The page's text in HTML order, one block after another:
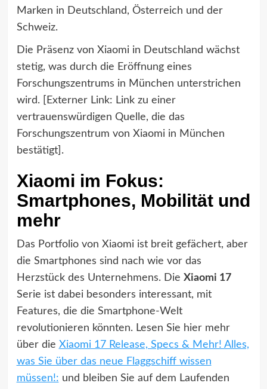
Marken in Deutschland, Österreich und der
Schweiz.
Die Präsenz von Xiaomi in Deutschland wächst
stetig, was durch die Eröffnung eines
Forschungszentrums in München unterstrichen
wird. [Externer Link: Link zu einer
vertrauenswürdigen Quelle, die das
Forschungszentrum von Xiaomi in München
bestätigt].
Xiaomi im Fokus:
Smartphones, Mobilität und
mehr
Das Portfolio von Xiaomi ist breit gefächert, aber
die Smartphones sind nach wie vor das
Herzstück des Unternehmens. Die Xiaomi 17
Serie ist dabei besonders interessant, mit
Features, die die Smartphone-Welt
revolutionieren könnten. Lesen Sie hier mehr
über die Xiaomi 17 Release, Specs & Mehr! Alles,
was Sie über das neue Flaggschiff wissen
müssen!: und bleiben Sie auf dem Laufenden